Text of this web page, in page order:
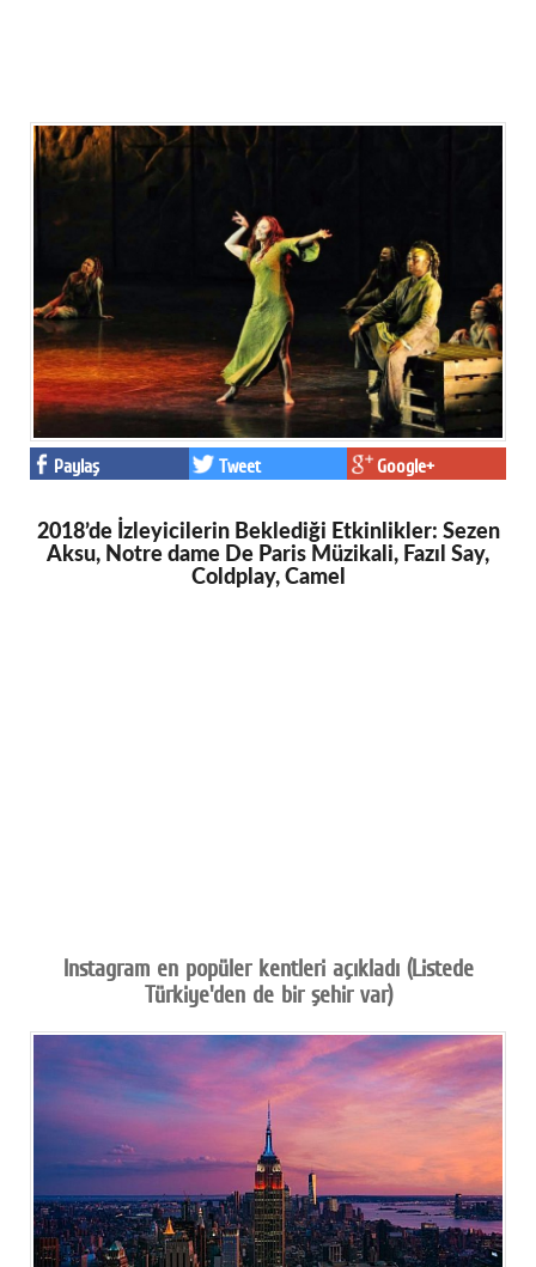
Paylaş Tweet Google+
2018’de İzleyicilerin Beklediği Etkinlikler: Sezen
Aksu, Notre dame De Paris Müzikali, Fazıl Say,
Coldplay, Camel
Instagram en popüler kentleri açıkladı (Listede
Türkiye'den de bir şehir var)